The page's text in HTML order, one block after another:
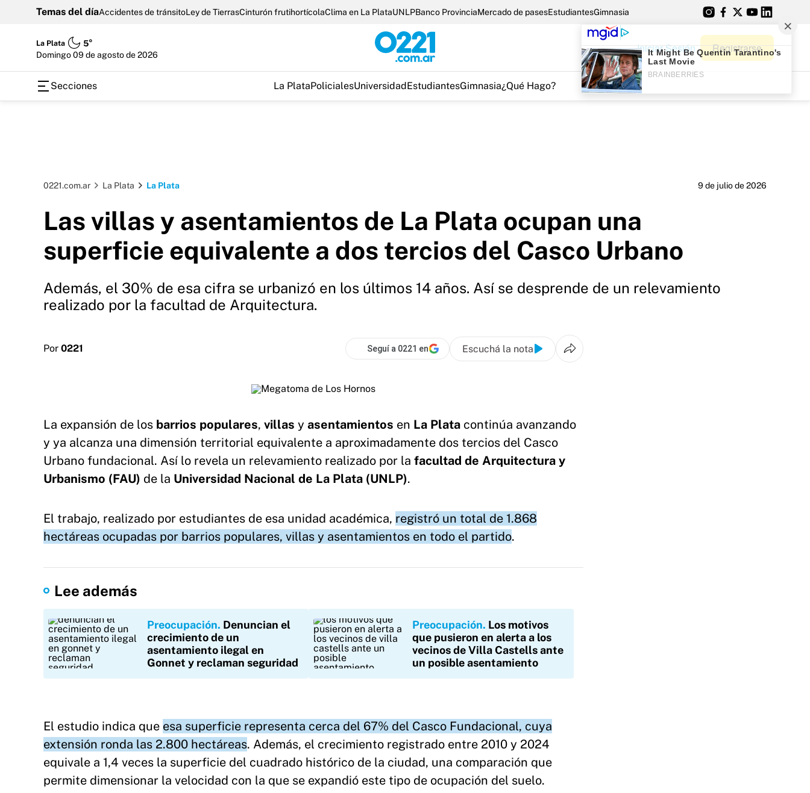
Temas del díaAccidentes de tránsitoLey de TierrasCinturón frutihortícolaClima en La PlataUNLPBanco ProvinciaMercado de pasesEstudiantesGimnasia
La Plata
5°
domingo 09 de agosto de 2026
Iniciar Sesión Registrarse
Secciones La PlataPolicialesUniversidadEstudiantesGimnasia¿Qué Hago?
0221.com.ar La Plata La Plata 9 de julio de 2026
Las villas y asentamientos de La Plata ocupan una
superficie equivalente a dos tercios del Casco Urbano
Además, el 30% de esa cifra se urbanizó en los últimos 14 años. Así se desprende de un relevamiento
realizado por la facultad de Arquitectura.
Por 0221 Seguí a 0221 en Escuchá la nota
La expansión de los barrios populares, villas y asentamientos en La Plata continúa avanzando
y ya alcanza una dimensión territorial equivalente a aproximadamente dos tercios del Casco
Urbano fundacional. Así lo revela un relevamiento realizado por la facultad de Arquitectura y
Urbanismo (FAU) de la Universidad Nacional de La Plata (UNLP).
El trabajo, realizado por estudiantes de esa unidad académica, registró un total de 1.868
hectáreas ocupadas por barrios populares, villas y asentamientos en todo el partido.
Lee además
Preocupación Denuncian el
crecimiento de un
asentamiento ilegal en
Gonnet y reclaman seguridad
Preocupación Los motivos
que pusieron en alerta a los
vecinos de Villa Castells ante
un posible asentamiento
El estudio indica que esa superficie representa cerca del 67% del Casco Fundacional, cuya
extensión ronda las 2.800 hectáreas. Además, el crecimiento registrado entre 2010 y 2024
equivale a 1,4 veces la superficie del cuadrado histórico de la ciudad, una comparación que
permite dimensionar la velocidad con la que se expandió este tipo de ocupación del suelo.